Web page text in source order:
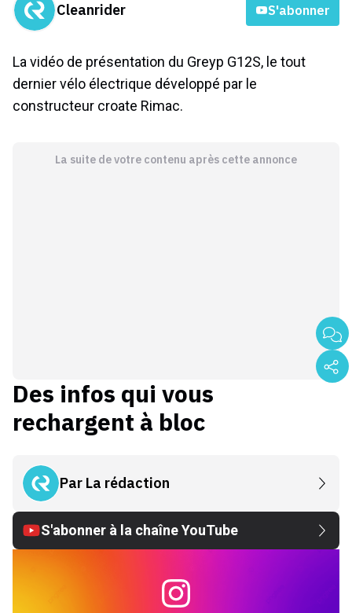
Cleanrider S'abonner
La vidéo de présentation du Greyp G12S, le tout
dernier vélo électrique développé par le
constructeur croate Rimac.
La suite de votre contenu après cette annonce
Des infos qui vous
rechargent à bloc
Par La rédaction
S'abonner à la chaîne YouTube